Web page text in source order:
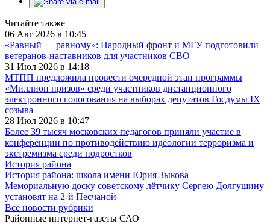
Читайте также
06 Авг 2026 в 10:45
«Равный — равному»: Народный фронт и МГУ подготовили
ветеранов-наставников для участников СВО
31 Июл 2026 в 14:18
МТПП предложила провести очередной этап программы
«Миллион призов» среди участников дистанционного
электронного голосования на выборах депутатов Госдумы IX
созыва
28 Июл 2026 в 10:47
Более 39 тысяч московских педагогов приняли участие в
конференции по противодействию идеологии терроризма и
экстремизма среди подростков
История района
История района: школа имени Юрия Зыкова
Мемориальную доску советскому лётчику Сергею Долгушину
установят на 2-й Песчаной
Все новости рубрики
Районные интернет-газеты САО